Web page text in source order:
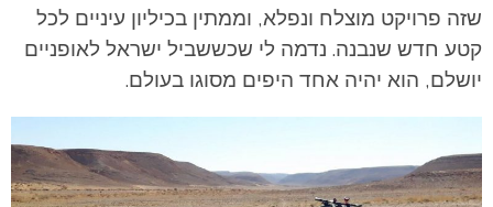
שזה פרויקט מוצלח ונפלא, וממתין בכיליון עיניים לכל
קטע חדש שנבנה. נדמה לי שכששביל ישראל לאופניים
יושלם, הוא יהיה אחד היפים מסוגו בעולם.